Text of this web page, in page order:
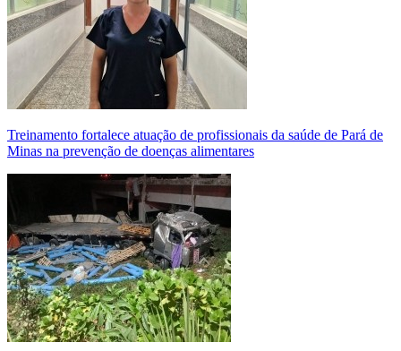
Treinamento fortalece atuação de profissionais da saúde de Pará de
Minas na prevenção de doenças alimentares